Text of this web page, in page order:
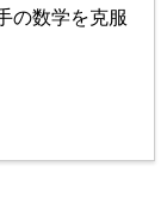
の数学を克服